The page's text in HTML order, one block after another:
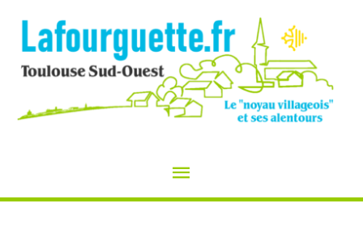
contenu
Menu
principal